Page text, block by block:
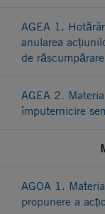
AGEA 1.
anularea
de răscumpărare
AGEA 2.
împuternicire
AGOA 1.
propunere a